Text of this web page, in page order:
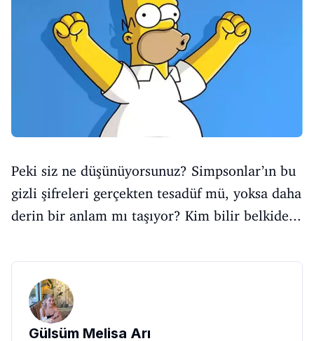
Peki siz ne düşünüyorsunuz? Simpsonlar’ın bu
gizli şifreleri gerçekten tesadüf mü, yoksa daha
derin bir anlam mı taşıyor? Kim bilir belkide...
Gülsüm Melisa Arı